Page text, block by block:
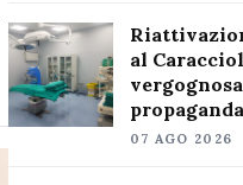
al
07 AGO 2026